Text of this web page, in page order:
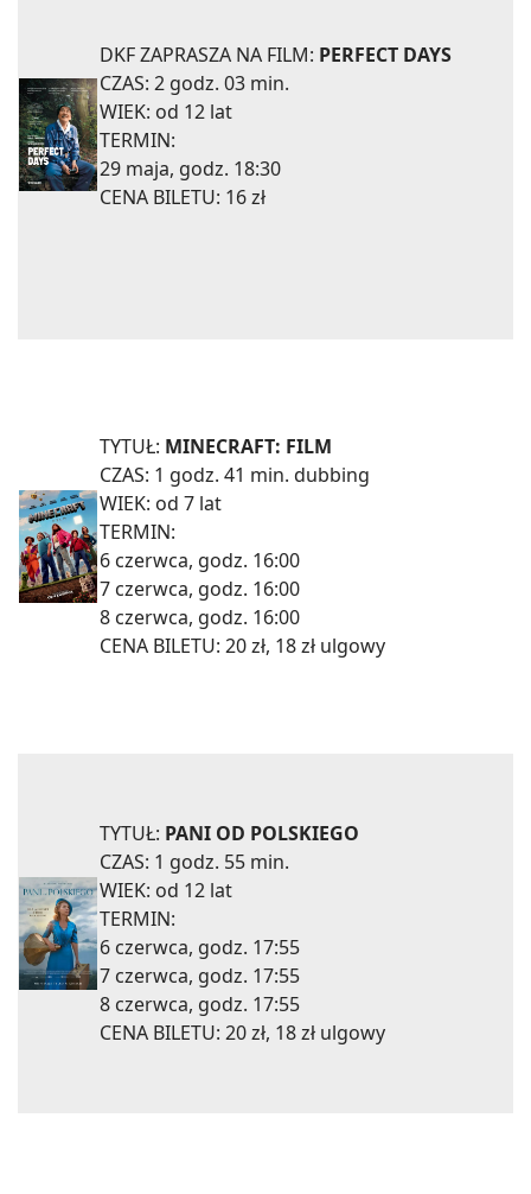
DKF ZAPRASZA NA FILM: PERFECT DAYS
CZAS: 2 godz. 03 min.
WIEK: od 12 lat
TERMIN:
29 maja, godz. 18:30
CENA BILETU: 16 zł
TYTUŁ: MINECRAFT: FILM
CZAS: 1 godz. 41 min. dubbing
WIEK: od 7 lat
TERMIN:
6 czerwca, godz. 16:00
7 czerwca, godz. 16:00
8 czerwca, godz. 16:00
CENA BILETU: 20 zł, 18 zł ulgowy
TYTUŁ: PANI OD POLSKIEGO
CZAS: 1 godz. 55 min.
WIEK: od 12 lat
TERMIN:
6 czerwca, godz. 17:55
7 czerwca, godz. 17:55
8 czerwca, godz. 17:55
CENA BILETU: 20 zł, 18 zł ulgowy